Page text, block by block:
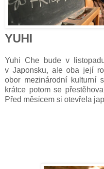
YUHI
Yuhi Che bude v
v Japonsku, ale oba její
obor mezinárodní kulturní
krátce potom se
Před měsícem si otevřela